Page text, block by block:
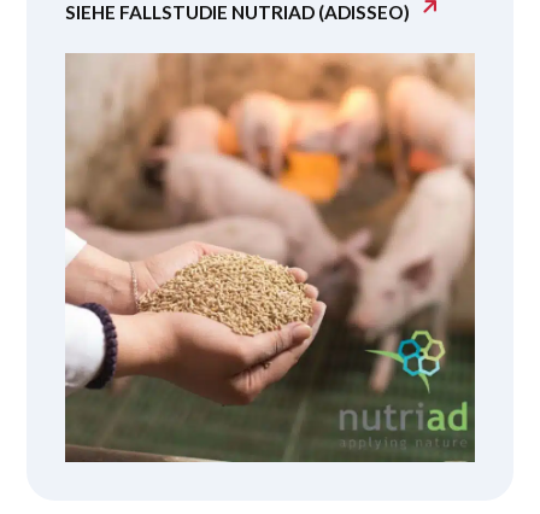
SIEHE FALLSTUDIE NUTRIAD (ADISSEO)